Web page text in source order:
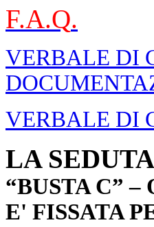
F.A.Q.
VERBALE DI
VERBALE DI
LA
“BUSTA C”
E' FISSATA